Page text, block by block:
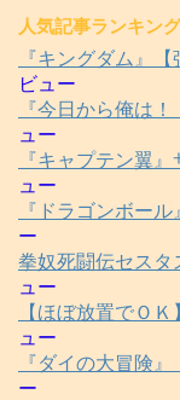
人気記事ランキング
『キングダム』
ビュー
『今日から俺は
ュー
『キャプテン翼
ュー
『ドラゴンボー
ー
拳奴死闘伝セス
ュー
【ほぼ放置でＯ
ュー
『ダイの大冒険
ー